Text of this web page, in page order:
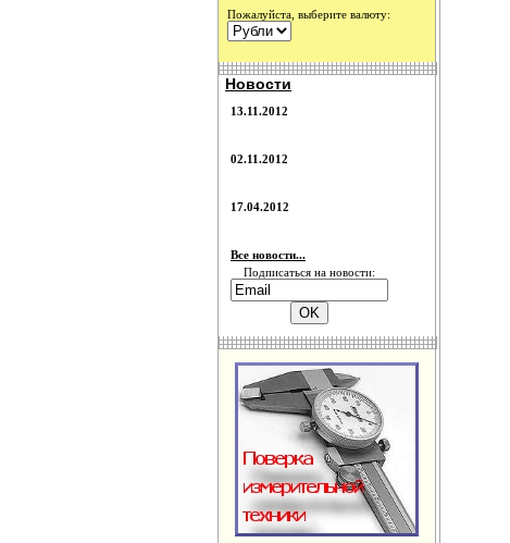
Пожалуйста, выберите валюту:
Новости
13.11.2012
02.11.2012
17.04.2012
Все новости...
Подписаться на новости: